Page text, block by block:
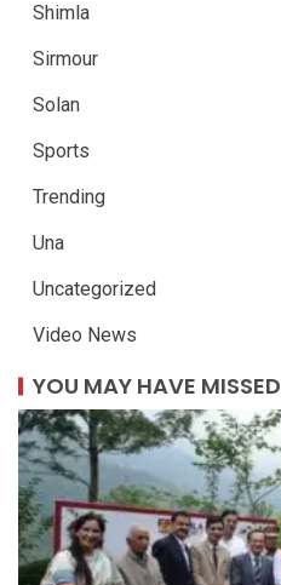
Shimla
Sirmour
Solan
Sports
Trending
Una
Uncategorized
Video News
YOU MAY HAVE MISSED